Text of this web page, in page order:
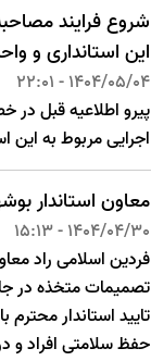
شروع فرایند
این استانداری و
1404/05/04 - 22:01
پیرو اطلاعیه قبل
اجرایی مربوط به این
معاون استاندار
1404/04/30 - 15:13
فردین اسلامی راد
تایید استاندار
حفظ سلامتی افراد و